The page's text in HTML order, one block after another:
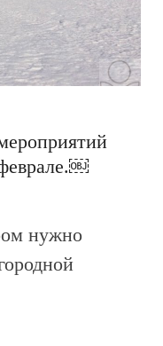
нужно